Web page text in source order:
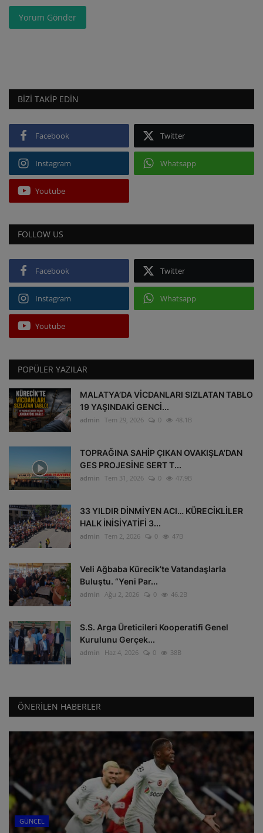
Yorum Gönder
BIZI TAKIP EDIN
Facebook Twitter
Instagram Whatsapp
Youtube
FOLLOW US
Facebook Twitter
Instagram Whatsapp
Youtube
POPÜLER YAZILAR
MALATYA’DA VİCDANLARI SIZLATAN TABLO
19 YAŞINDAKİ GENCİ...
admin Tem 29, 2026 0 48.1B
TOPRAĞINA SAHİP ÇIKAN OVAKIŞLA’DAN
GES PROJESİNE SERT T...
admin Tem 31, 2026 0 47.9B
33 YILDIR DİNMİYEN ACI… KÜRECİKLİLER
HALK İNİSİYATİFİ 3...
admin Tem 2, 2026 0 47B
Veli Ağbaba Kürecik’te Vatandaşlarla
Buluştu. “Yeni Par...
admin Ağu 2, 2026 0 46.2B
S.S. Arga Üreticileri Kooperatifi Genel
Kurulunu Gerçek...
admin Haz 4, 2026 0 38B
ÖNERILEN HABERLER
GÜNCEL